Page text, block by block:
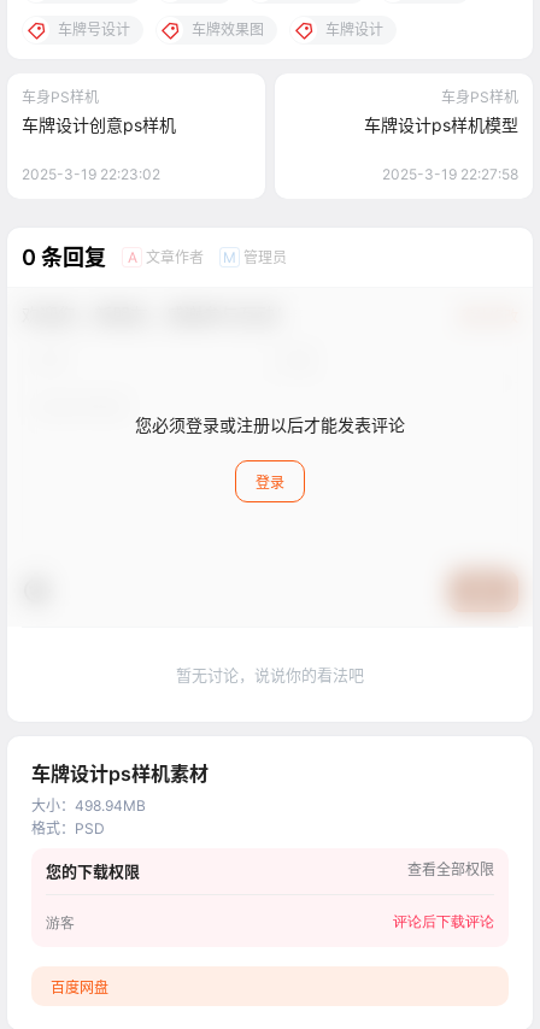
车牌号设计 车牌效果图 车牌设计
车身PS样机
车牌设计创意ps样机
2025-3-19 22:23:02
车身PS样机
车牌设计ps样机模型
2025-3-19 22:27:58
0 条回复 A 文章作者 M 管理员
您必须登录或注册以后才能发表评论
登录
暂无讨论，说说你的看法吧
车牌设计ps样机素材
大小： 498.94MB
格式： PSD
您的下载权限 查看全部权限
游客 评论后下载评论
百度网盘